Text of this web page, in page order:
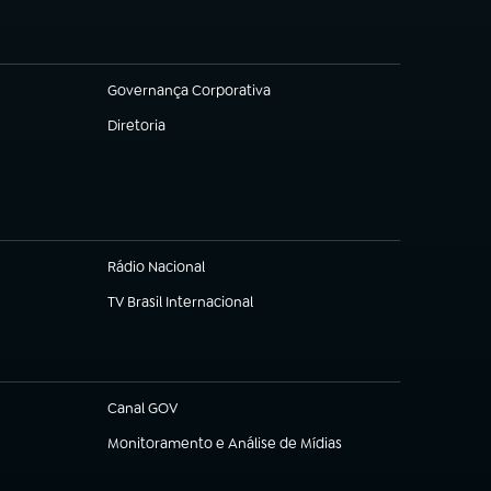
Governança Corporativa
(abre em nova aba)
Diretoria
(abre em nova aba)
Rádio Nacional
TV Brasil Internacional
(abre em nova aba)
Canal GOV
(abre em nova aba)
Monitoramento e Análise de Mídias
(abre em nova aba)